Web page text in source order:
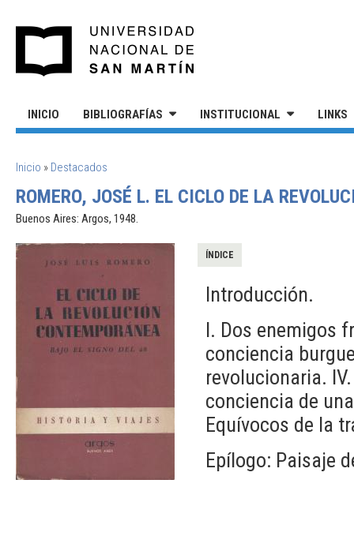
INICIO BIBLIOGRAFÍAS INSTITUCIONAL LINKS
SE ENCUENTRA USTED AQUÍ
Inicio » Destacados
ROMERO, JOSÉ L. EL CICLO DE LA
Buenos Aires: Argos, 1948.
ÍNDICE
Introducción.
I. Dos enemigos
conciencia
revolucionaria.
conciencia de
Equívocos de la
Epílogo: Paisaje